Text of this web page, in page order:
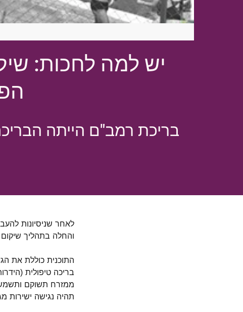
יש למה לחכות:
בריכת רמב"ם הייתה
לאחר שניסיונות
והחלה בתהליך
התוכנית כוללת את
בריכה טיפולית
ממזרח תשוקם
תהיה נגישה ישירות